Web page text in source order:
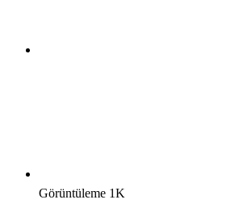
Görüntüleme 1K